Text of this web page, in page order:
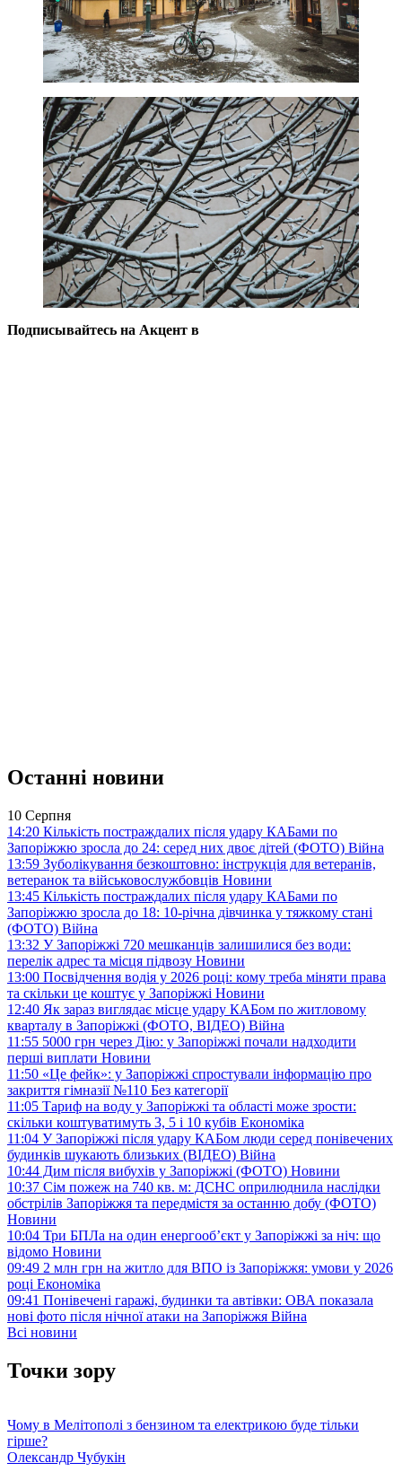
Подписывайтесь на Акцент в
Останні новини
10 Серпня
14:20 Кількість постраждалих після удару КАБами по
Запоріжжю зросла до 24: серед них двоє дітей (ФОТО) Війна
13:59 Зуболікування безкоштовно: інструкція для ветеранів,
ветеранок та військовослужбовців Новини
13:45 Кількість постраждалих після удару КАБами по
Запоріжжю зросла до 18: 10-річна дівчинка у тяжкому стані
(ФОТО) Війна
13:32 У Запоріжжі 720 мешканців залишилися без води:
перелік адрес та місця підвозу Новини
13:00 Посвідчення водія у 2026 році: кому треба міняти права
та скільки це коштує у Запоріжжі Новини
12:40 Як зараз виглядає місце удару КАБом по житловому
кварталу в Запоріжжі (ФОТО, ВІДЕО) Війна
11:55 5000 грн через Дію: у Запоріжжі почали надходити
перші виплати Новини
11:50 «Це фейк»: у Запоріжжі спростували інформацію про
закриття гімназії №110 Без категорії
11:05 Тариф на воду у Запоріжжі та області може зрости:
скільки коштуватимуть 3, 5 і 10 кубів Економіка
11:04 У Запоріжжі після удару КАБом люди серед понівечених
будинків шукають близьких (ВІДЕО) Війна
10:44 Дим після вибухів у Запоріжжі (ФОТО) Новини
10:37 Сім пожеж на 740 кв. м: ДСНС оприлюднила наслідки
обстрілів Запоріжжя та передмістя за останню добу (ФОТО)
Новини
10:04 Три БПЛа на один енергооб’єкт у Запоріжжі за ніч: що
відомо Новини
09:49 2 млн грн на житло для ВПО із Запоріжжя: умови у 2026
році Економіка
09:41 Понівечені гаражі, будинки та автівки: ОВА показала
нові фото після нічної атаки на Запоріжжя Війна
Всі новини
Точки зору
Чому в Мелітополі з бензином та електрикою буде тільки
гірше?
Олександр Чубукін